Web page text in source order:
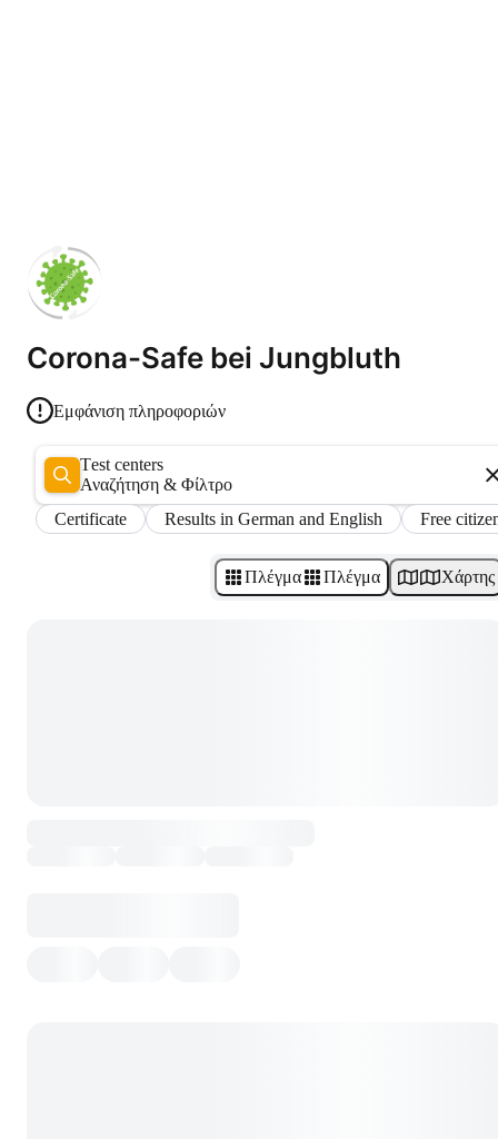
Corona-Safe bei Jungbluth
Εμφάνιση πληροφοριών
Test centers
Αναζήτηση & Φίλτρο
Certificate
Results in German and English Free
Πλέγμα Πλέγμα Χάρτης